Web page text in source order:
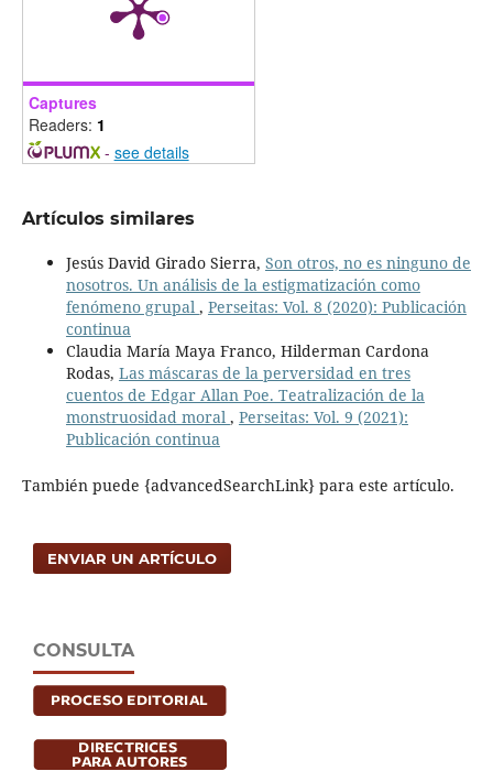
Captures
Readers: 1
- see details
Artículos similares
Jesús David Girado Sierra, Son otros, no es ninguno de
nosotros. Un análisis de la estigmatización como
fenómeno grupal , Perseitas: Vol. 8 (2020): Publicación
continua
Claudia María Maya Franco, Hilderman Cardona
Rodas, Las máscaras de la perversidad en tres
cuentos de Edgar Allan Poe. Teatralización de la
monstruosidad moral , Perseitas: Vol. 9 (2021):
Publicación continua
También puede {advancedSearchLink} para este artículo.
ENVIAR UN ARTÍCULO
CONSULTA